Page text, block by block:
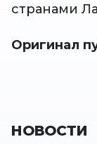
странами
Оригинал
НОВОСТИ